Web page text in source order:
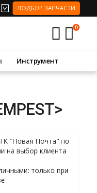
ПОДБОР ЗАПЧАСТИ
0
Инструмент
"Новая Почта" по
на выбор клиента
только при